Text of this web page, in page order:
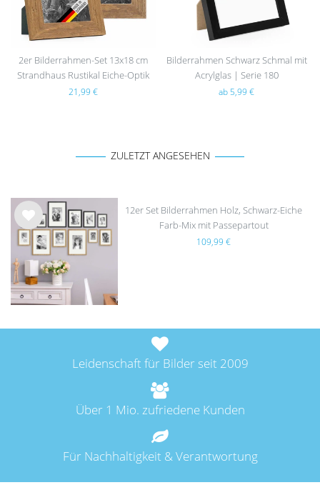
2er Bilderrahmen-Set 13x18 cm
Strandhaus Rustikal Eiche-Optik
Natur Massivholz
21,99 €
Bilderrahmen Schwarz Schmal mit
Acrylglas | Serie 180
ab 5,99 €
ZULETZT ANGESEHEN
Wu
nsc
hlist
12er Set Bilderrahmen Holz, Schwarz-Eiche
Farb-Mix mit Passepartout
109,99 €
Leidenschaft für Bilder seit 2009
Über 1 Mio. zufriedene Kunden
Für Nachhaltigkeit & Verantwortung